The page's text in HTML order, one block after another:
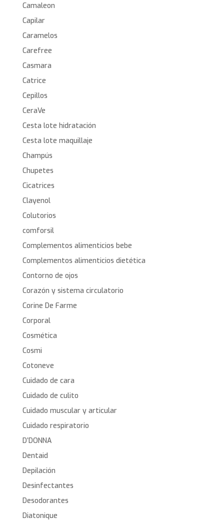
Camaleon
Capilar
Caramelos
Carefree
Casmara
Catrice
Cepillos
CeraVe
Cesta lote hidratación
Cesta lote maquillaje
Champús
Chupetes
Cicatrices
Clayenol
Colutorios
comforsil
Complementos alimenticios bebe
Complementos alimenticios dietética
Contorno de ojos
Corazón y sistema circulatorio
Corine De Farme
Corporal
Cosmética
Cosmi
Cotoneve
Cuidado de cara
Cuidado de culito
Cuidado muscular y articular
Cuidado respiratorio
D’DONNA
Dentaid
Depilación
Desinfectantes
Desodorantes
Diatonique